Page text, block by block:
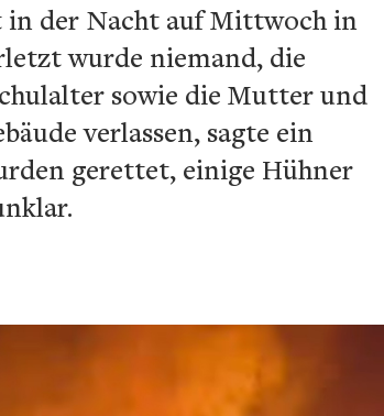
der Nacht auf Mittwoch in
wurde niemand, die
sowie die Mutter und
verlassen, sagte ein
gerettet, einige Hühner